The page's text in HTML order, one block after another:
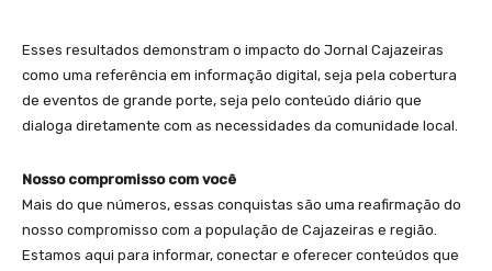
Esses resultados demonstram o impacto do Jornal Cajazeiras
como uma referência em informação digital, seja pela cobertura
de eventos de grande porte, seja pelo conteúdo diário que
dialoga diretamente com as necessidades da comunidade local.
Nosso compromisso com você
Mais do que números, essas conquistas são uma reafirmação do
nosso compromisso com a população de Cajazeiras e região.
Estamos aqui para informar, conectar e oferecer conteúdos que